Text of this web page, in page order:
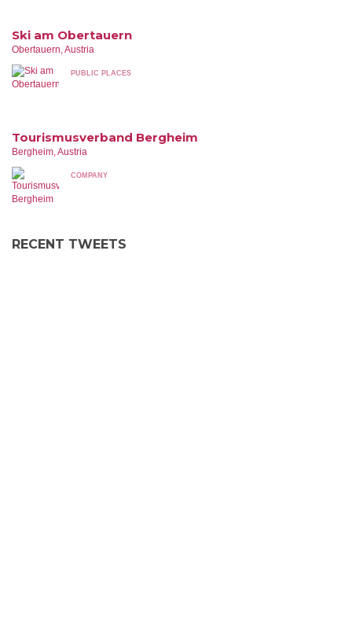
Ski am Obertauern
Obertauern, Austria
PUBLIC PLACES
Tourismusverband Bergheim
Bergheim, Austria
COMPANY
RECENT TWEETS